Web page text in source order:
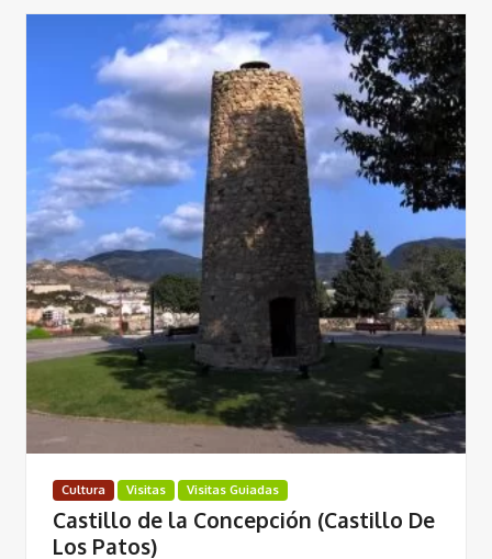
Cultura Visitas Visitas Guiadas
Castillo de la Concepción (Castillo De
Los Patos)